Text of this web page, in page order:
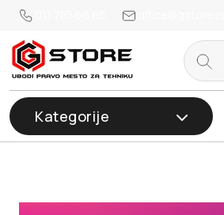
Kategorije